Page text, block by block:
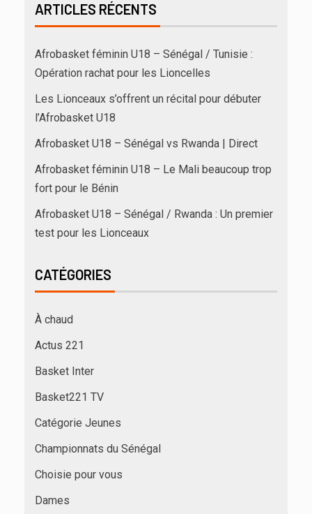
ARTICLES RÉCENTS
Afrobasket féminin U18 – Sénégal / Tunisie :
Opération rachat pour les Lioncelles
Les Lionceaux s’offrent un récital pour débuter
l’Afrobasket U18
Afrobasket U18 – Sénégal vs Rwanda | Direct
Afrobasket féminin U18 – Le Mali beaucoup trop
fort pour le Bénin
Afrobasket U18 – Sénégal / Rwanda : Un premier
test pour les Lionceaux
CATÉGORIES
À chaud
Actus 221
Basket Inter
Basket221 TV
Catégorie Jeunes
Championnats du Sénégal
Choisie pour vous
Dames